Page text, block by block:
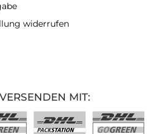
widerrufen
MIT: